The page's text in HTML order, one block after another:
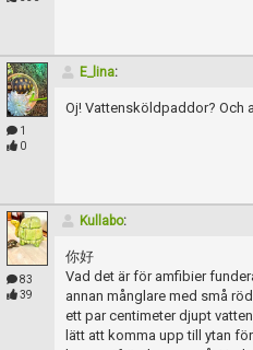
1
0
E_lina:
Oj! Vattensköldpaddor? Och
83
39
Kullabo:
你好
Vad det är för amfibier
annan månglare med små
ett par centimeter djupt
lätt att komma upp till ytan